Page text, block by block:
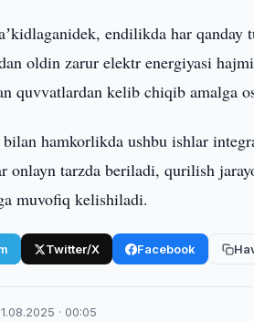
endilikda har
oldin zarur elektr energiyasi
quvvatlardan kelib chiqib amalga
hamkorlikda ushbu ishlar
onlayn tarzda beriladi, qurilish
muvofiq kelishiladi.
Twitter/X Facebook
· 00:05